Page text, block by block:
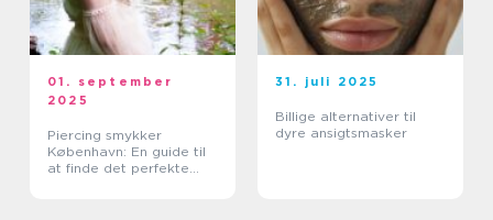
01. september
2025
Piercing smykker
København: En guide til
at finde det perfekte
31. juli 2025
Billige alternativer til
dyre ansigtsmasker